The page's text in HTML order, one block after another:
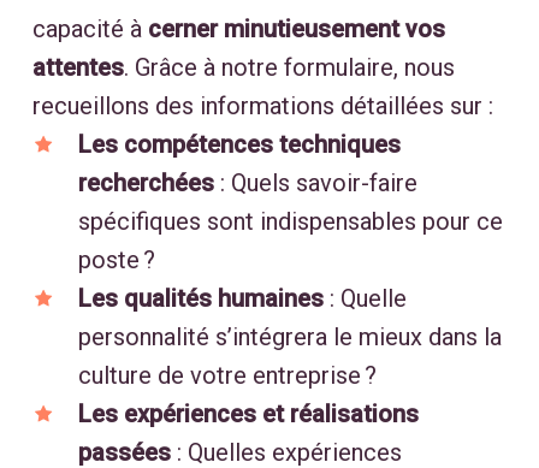
capacité à cerner minutieusement vos
attentes. Grâce à notre formulaire, nous
recueillons des informations détaillées sur :
Les compétences techniques
recherchées: Quels savoir-faire
spécifiques sont indispensables pour ce
poste ?
Les qualités humaines: Quelle
personnalité s’intégrera le mieux dans la
culture de votre entreprise ?
Les expériences et réalisations
passées: Quelles expériences